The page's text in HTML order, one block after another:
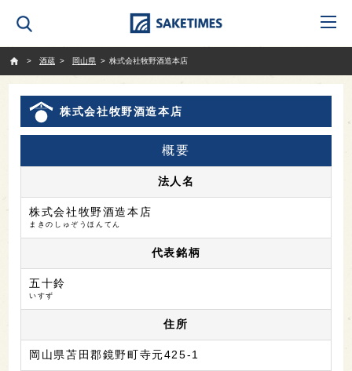
酒蔵
岡山県 株式会社牧野酒造本店
株式会社牧野酒造本店
概要
法人名
株式会社牧野酒造本店
まきのしゅぞうほんてん
代表銘柄
五十鈴
いすず
住所
岡山県苫田郡鏡野町寺元425-1